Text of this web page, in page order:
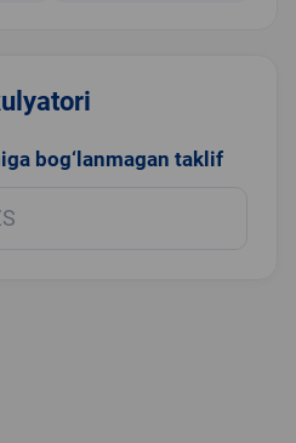
bog‘lanmagan taklif